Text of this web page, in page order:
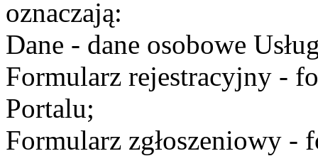
oznaczają:
Dane - dane osobowe
Formularz rejestracyjny -
Portalu;
Formularz zgłoszeniowy -